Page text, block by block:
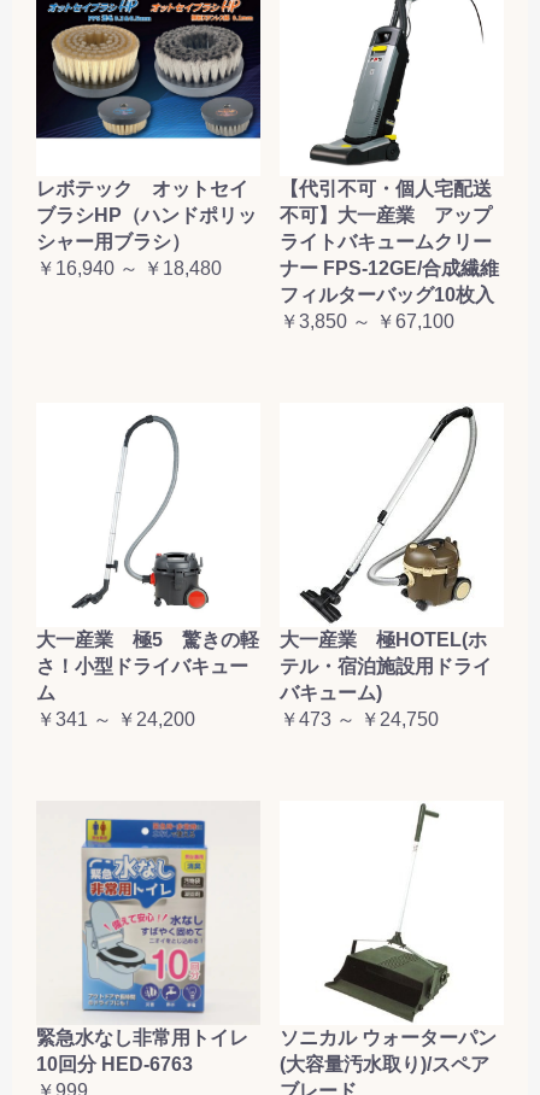
レボテック オットセイ
ブラシHP（ハンドポリッ
シャー用ブラシ）
￥16,940 ～ ￥18,480
【代引不可・個人宅配送
不可】大一産業 アップ
ライトバキュームクリー
ナー FPS-12GE/合成繊維
フィルターバッグ10枚入
￥3,850 ～ ￥67,100
大一産業 極5 驚きの軽
さ！小型ドライバキュー
ム
￥341 ～ ￥24,200
大一産業 極HOTEL(ホ
テル・宿泊施設用ドライ
バキューム)
￥473 ～ ￥24,750
緊急水なし非常用トイレ
10回分 HED-6763
ソニカル ウォーターパン
(大容量汚水取り)/スペア